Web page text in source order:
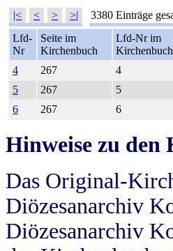
|< < > >| 3380 Einträge
Lfd-
Nr
Seite im
Kirchenbuch
Lfd-Nr im
Kirchenbuch
4
267 4
5
267 5
6
267 6
Hinweise zu
Das Original-
Diözesanarchiv
Diözesanarchiv